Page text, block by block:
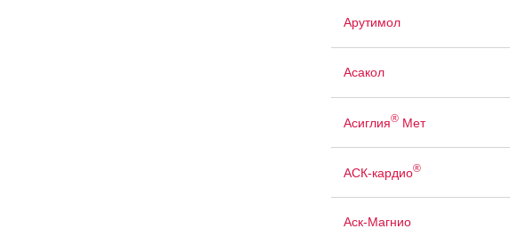
Арутимол
Асакол
Асиглия®Мет
АСК-кардио®
Аск-Магнио